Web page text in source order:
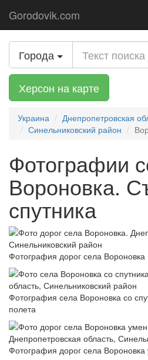
Gorodovik.com
Города
Херсон на карте
Украина
Днепропетровская
Синельниковский район
Фотографии
Вороновка.
спутника
Фотография дорог села Вороновка
Фотография села Вороновка со
полета
Фотография дорог села